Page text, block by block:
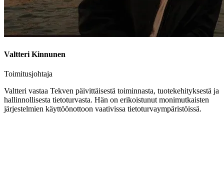
Valtteri Kinnunen
Toimitusjohtaja
Valtteri vastaa Tekven päivittäisestä toiminnasta, tuotekehityksestä ja
hallinnollisesta tietoturvasta. Hän on erikoistunut monimutkaisten
järjestelmien käyttöönottoon vaativissa tietoturvaympäristöissä.